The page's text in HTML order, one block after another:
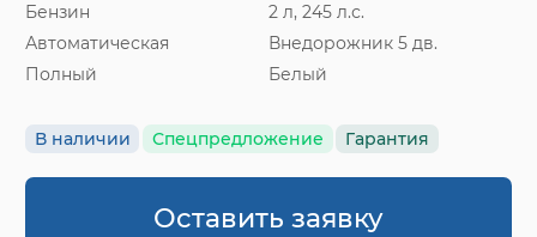
Бензин
2 л, 245 л.с.
Автоматическая
Внедорожник 5 дв.
Полный
Белый
В наличии Спецпредложение Гарантия
Оставить заявку